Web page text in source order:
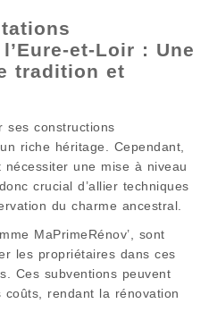
et-Loir : Une
tradition et
ses constructions
riche héritage. Cependant,
une mise à niveau
crucial d’allier techniques
du charme ancestral.
MaPrimeRénov’, sont
les propriétaires dans ces
Ces subventions peuvent
rendant la rénovation